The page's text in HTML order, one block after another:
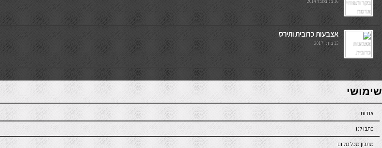
אצבעות כרובית ותירס
13 ביוני 2017
7slots
seriöse online casinos österreich
שימושי
אודות
כתבו לנו
מתכון מכל מקום